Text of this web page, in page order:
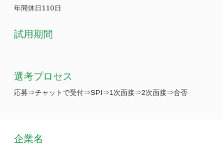
年間休日110日
試用期間
選考プロセス
応募⇒チャットで受付⇒SPI⇒1次面接⇒2次面接⇒合否
企業名